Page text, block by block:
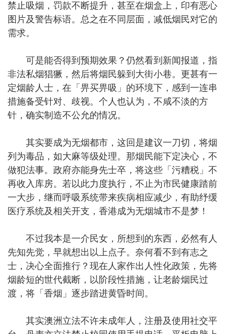
禁止吸烟，罚款不断提升，甚至在烟盒上，印有恶心
图片及警告标语。总之在不同层面，减低烟民对它的
需求。
可是能否得到预期效果？仍然看到新闻报道，指
非法私烟猖獗，然后将烟民躲到大街小巷。更甚有一
定烟龄人士，在「畀买畀吸」的环境下，感到一连串
措施备受针对、歧视。个人也认为，不咸不淡的方
针，确实制造不公允的情况。
其实要成为无烟都市，这回是建议一刀切，将烟
列为毒品，如大麻等级处理。那烟民能下定决心，不
做犯法事。政府亦能身先士卒，将这些「污糟税」不
再收入库房。若以此力度执行，不止为市民健康踏前
一大步，继而呼吸系统带来疾病相应减少，有助纾缓
医疗系统及相关开支，香港成为无烟城市不是梦！
不过我本是一介民女，所想到的东西，必然有人
先知先觉，早就想出以上点子。奈何看不到有志之
士，决心全面推行？现在人家作出人性化政策，先将
烟龄短的世代截断，以阶段性措施，让老龄烟民过
渡，将「香烟」逐步踏进黄昏时间。
其实澳洲立法不许未成年人，注册及使用社交平